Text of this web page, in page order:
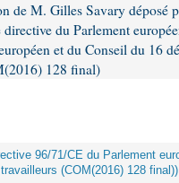
de M. Gilles Savary déposé
du Parlement
et du Conseil du 16
128 final)
96/71/CE du Parlement
(COM(2016) 128 final))